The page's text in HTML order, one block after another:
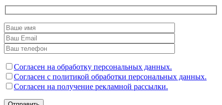
Согласен на обработку персональных данных.
Согласен с политикой обработки персональных данных.
Согласен на получение рекламной рассылки.